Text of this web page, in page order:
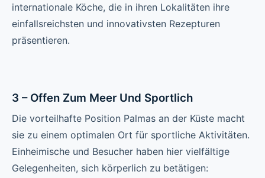
internationale Köche, die in ihren Lokalitäten ihre
einfallsreichsten und innovativsten Rezepturen
präsentieren.
3 – Offen Zum Meer Und Sportlich
Die vorteilhafte Position Palmas an der Küste macht
sie zu einem optimalen Ort für sportliche Aktivitäten.
Einheimische und Besucher haben hier vielfältige
Gelegenheiten, sich körperlich zu betätigen: